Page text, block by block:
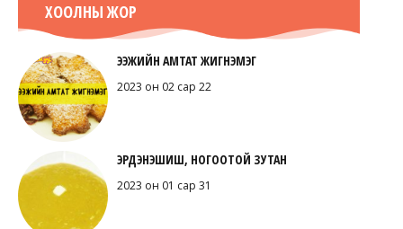
ХООЛНЫ ЖОР
ЭЭЖИЙН АМТАТ ЖИГНЭМЭГ
2023 он 02 сар 22
ЭРДЭНЭШИШ, НОГООТОЙ ЗУТАН
2023 он 01 сар 31